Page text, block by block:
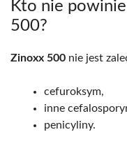
Kto nie
500?
Zinoxx 500 nie jest
cefuroksym,
inne
penicyliny.